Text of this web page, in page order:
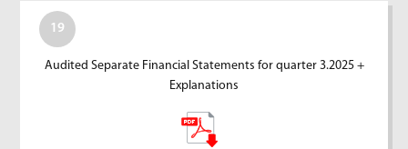
19
Audited Separate Financial Statements for quarter 3.2025 +
Explanations